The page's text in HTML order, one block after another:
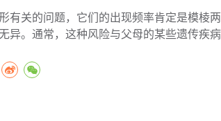
有关的问题，它们的出现频率肯定是模棱
异。通常，这种风险与父母的某些遗传疾